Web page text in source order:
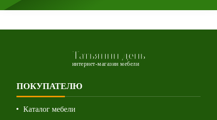
Татьянин день
интернет-магазин мебели
ПОКУПАТЕЛЮ
Каталог мебели